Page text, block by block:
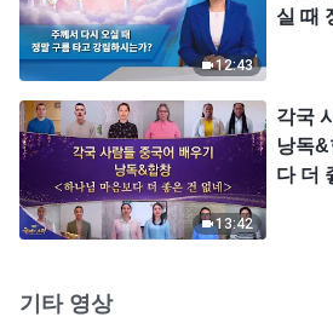
12:43
실 때
13:42
각국
낭독&
다 더
기타 영상